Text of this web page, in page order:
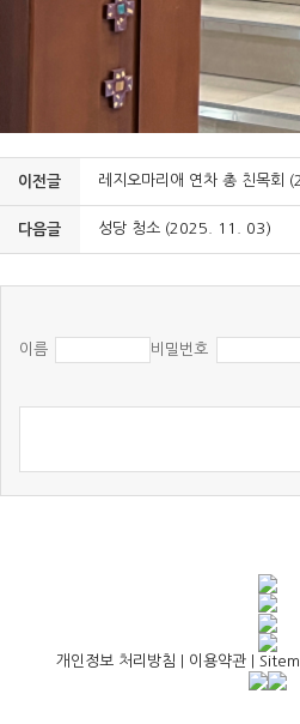
이전글 레지오마리애 연차 총 친목회
다음글 성당 청소 (2025. 11. 03)
이름 비밀번호
개인정보 처리방침 이용약관